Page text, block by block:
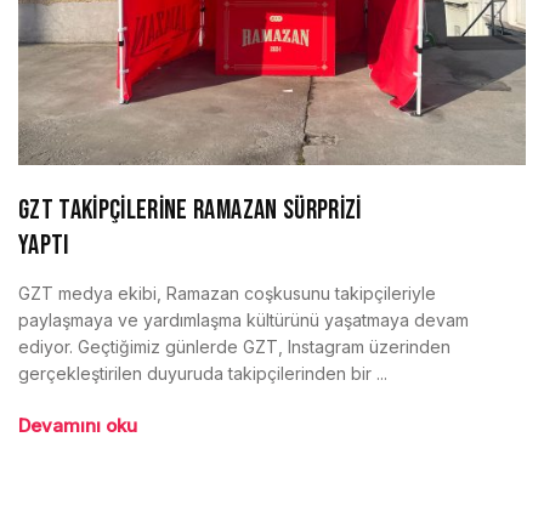
GZT TAKİPÇİLERİNE RAMAZAN SÜRPRİZİ
YAPTI
GZT medya ekibi, Ramazan coşkusunu takipçileriyle
paylaşmaya ve yardımlaşma kültürünü yaşatmaya devam
ediyor. Geçtiğimiz günlerde GZT, Instagram üzerinden
gerçekleştirilen duyuruda takipçilerinden bir ...
Devamını oku